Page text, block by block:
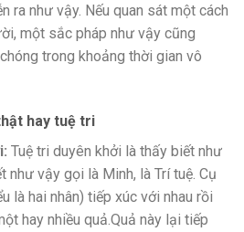
ra như vậy. Nếu quan sát một cách
một sắc pháp như vậy cũng
trong khoảng thời gian vô
hay tuệ tri
Tuệ tri duyên khởi là thấy biết như
như vậy gọi là Minh, là Trí tuệ. Cụ
là hai nhân) tiếp xúc với nhau rồi
hay nhiều quả.Quả này lại tiếp